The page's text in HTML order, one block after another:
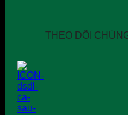
THEO DÕI